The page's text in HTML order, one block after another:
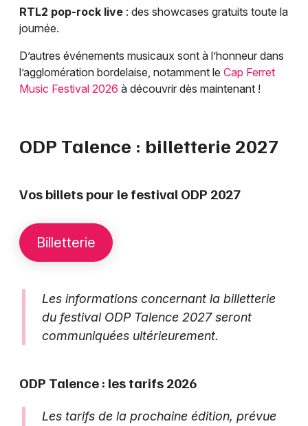
RTL2 pop-rock live : des showcases gratuits toute la
journée.
D’autres événements musicaux sont à l’honneur dans
l’agglomération bordelaise, notamment le Cap Ferret
Music Festival 2026 à découvrir dès maintenant !
ODP Talence : billetterie 2027
Vos billets pour le festival ODP 2027
Billetterie
Les informations concernant la billetterie
du festival ODP Talence 2027 seront
communiquées ultérieurement.
ODP Talence : les tarifs 2026
Les tarifs de la prochaine édition, prévue